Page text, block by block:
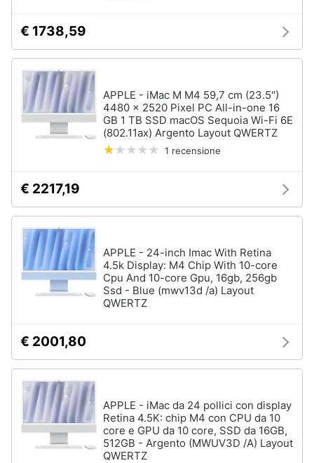
€ 1738,59
APPLE - iMac M M4 59,7 cm (23.5")
4480 x 2520 Pixel PC All-in-one 16
GB 1 TB SSD macOS Sequoia Wi-Fi 6E
(802.11ax) Argento Layout QWERTZ
1 recensione
€ 2217,19
APPLE - 24-inch Imac With Retina
4.5k Display: M4 Chip With 10-core
Cpu And 10-core Gpu, 16gb, 256gb
Ssd - Blue (mwv13d /a) Layout
QWERTZ
€ 2001,80
APPLE - iMac da 24 pollici con display
Retina 4.5K: chip M4 con CPU da 10
core e GPU da 10 core, SSD da 16GB,
512GB - Argento (MWUV3D /A) Layout
QWERTZ